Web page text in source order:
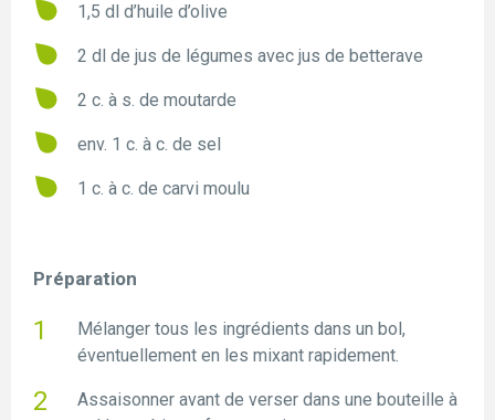
1,5 dl d’huile d’olive
2 dl de jus de légumes avec jus de betterave
2 c. à s. de moutarde
env. 1 c. à c. de sel
1 c. à c. de carvi moulu
Préparation
Mélanger tous les ingrédients dans un bol,
éventuellement en les mixant rapidement.
Assaisonner avant de verser dans une bouteille à